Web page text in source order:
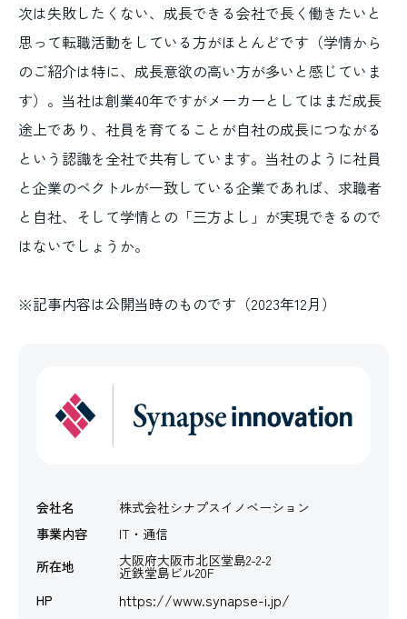
次は失敗したくない、成長できる会社で長く働きたいと
思って転職活動をしている方がほとんどです（学情から
のご紹介は特に、成長意欲の高い方が多いと感じていま
す）。当社は創業40年ですがメーカーとしてはまだ成長
途上であり、社員を育てることが自社の成長につながる
という認識を全社で共有しています。当社のように社員
と企業のベクトルが一致している企業であれば、求職者
と自社、そして学情との「三方よし」が実現できるので
はないでしょうか。
※記事内容は公開当時のものです（2023年12月）
会社名
株式会社シナプスイノベーション
事業内容
IT・通信
所在地
大阪府大阪市北区堂島2-2-2
近鉄堂島ビル20F
HP
https://www.synapse-i.jp/